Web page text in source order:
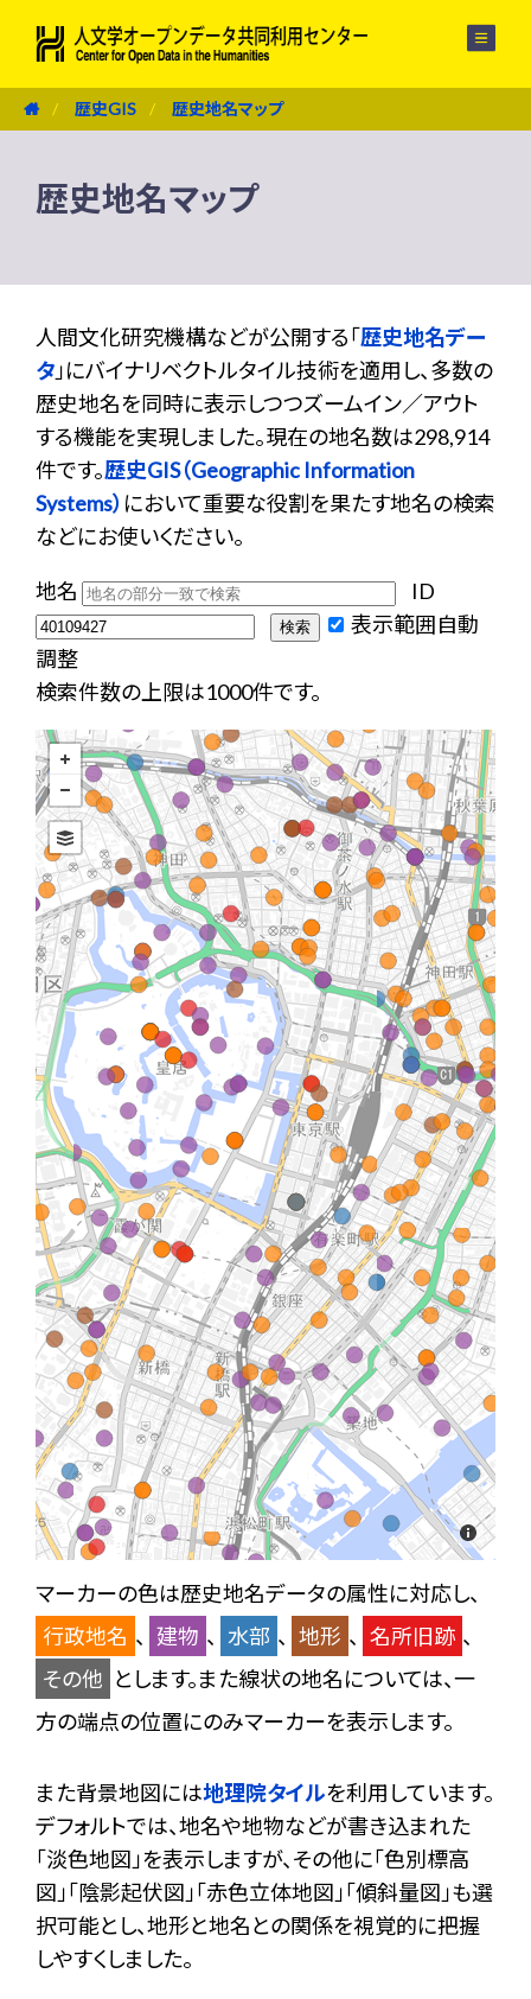
歴史GIS 歴史地名マップ
歴史地名マップ
人間文化研究機構などが公開する「歴史地名デー
タ 」にバイナリベクトルタイル技術を適用し、多数の
歴史地名を同時に表示しつつズームイン／アウト
する機能を実現しました。現在の地名数は298,914
件です。歴史GIS（Geographic Information
Systems） において重要な役割を果たす地名の検索
などにお使いください。
地名
ID
表示範囲自動
調整
検索件数の上限は1000件です。
マーカーの色は歴史地名データの属性に対応し、
行政地名 、 建物 、 水部 、 地形 、 名所旧跡 、
その他 とします。また線状の地名については、一
方の端点の位置にのみマーカーを表示します。
また背景地図には地理院タイルを利用しています。
デフォルトでは、地名や地物などが書き込まれた
「淡色地図」を表示しますが、その他に「色別標高
図」「陰影起伏図」「赤色立体地図」「傾斜量図」も選
択可能とし、地形と地名との関係を視覚的に把握
しやすくしました。